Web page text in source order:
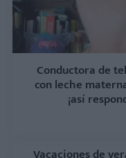
Conductora de
con leche
¡así